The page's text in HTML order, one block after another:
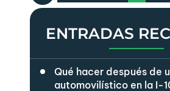
Entradas
ENTRADAS
Qué hacer después de
automovilístico en la I-